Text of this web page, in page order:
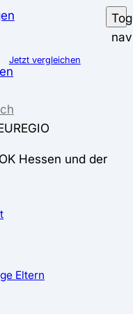
Eltern
Jetzt vergleichen
Hessen und der